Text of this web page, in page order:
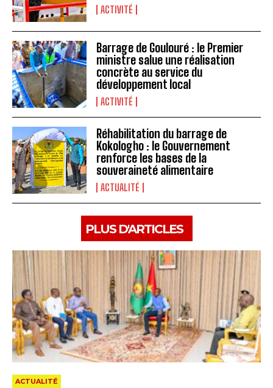
ACTIVITÉ
Barrage de Goulouré : le Premier
ministre salue une réalisation
concrète au service du
développement local
ACTIVITÉ
Réhabilitation du barrage de
Kokologho : le Gouvernement
renforce les bases de la
souveraineté alimentaire ‎
ACTUALITÉ
PLUS D'ARTICLES
ACTUALITÉ